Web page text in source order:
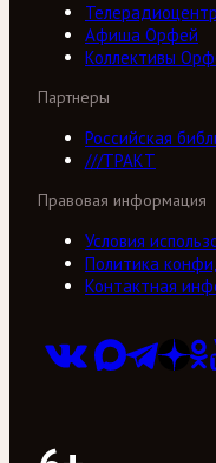
Афиша Орфей
Коллективы
Партнеры
Российская
///ТРАКТ
Правовая информация
Условия
Политика
Контактная